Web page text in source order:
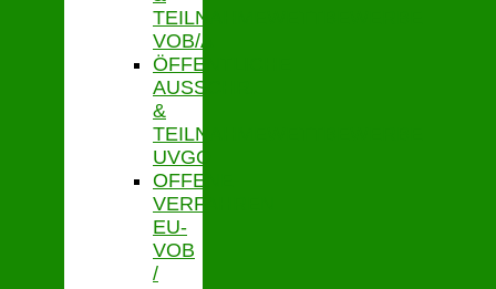
TEILNAHMEWETTBEWERBE
VOB/A
ÖFFENTLICHE
AUSSCHR.
&
TEILNAHMEWETTBEWERBE
UVGO
OFFENE
VERFAHREN
EU-
VOB
/